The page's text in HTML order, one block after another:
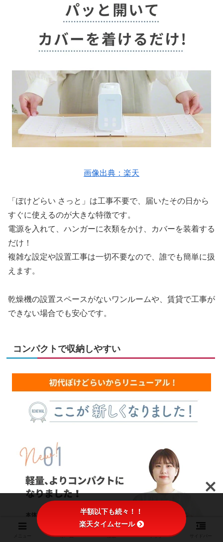
画像出典：楽天
「ぽけどらい さっと」は工事不要で、届いたその日から
すぐに使えるのが大きな特徴です。
電源を入れて、ハンガーに衣類をかけ、カバーを装着する
だけ！
複雑な設定や設置工事は一切不要なので、誰でも簡単に扱
えます。
乾燥機の設置スペースがないワンルームや、賃貸で工事が
できない場合でも安心です。
コンパクトで収納しやすい
ホーム 検索 トップ
半額以下も続々！！
楽天タイムセール